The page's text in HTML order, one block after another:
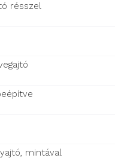
résszel
mintával